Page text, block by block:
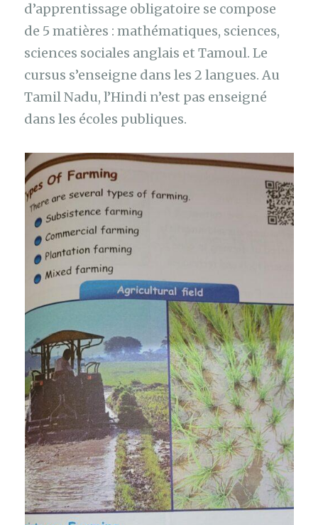
d’apprentissage obligatoire se compose
de 5 matières : mathématiques, sciences,
sciences sociales anglais et Tamoul. Le
cursus s’enseigne dans les 2 langues. Au
Tamil Nadu, l’Hindi n’est pas enseigné
dans les écoles publiques.